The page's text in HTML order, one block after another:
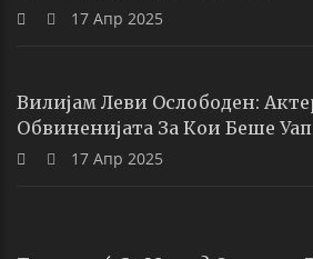
17 Апр 2025
Вилијам Леви Ослободен:
Обвиненијата За Кои Беше
17 Апр 2025